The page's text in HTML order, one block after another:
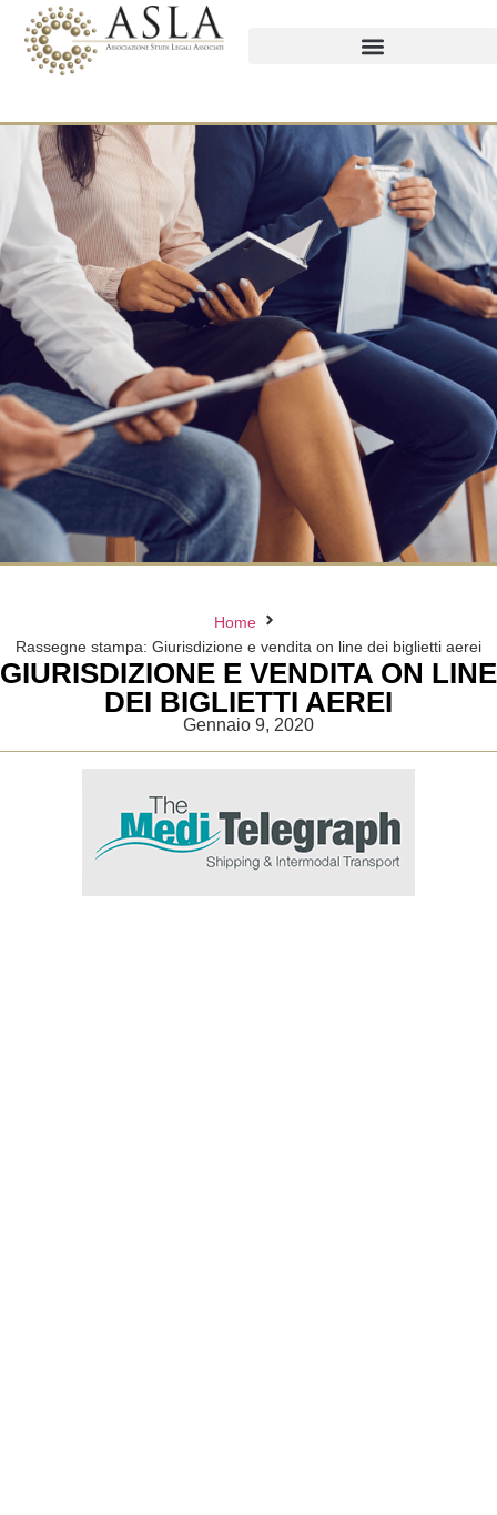
Home
Rassegne stampa: Giurisdizione e vendita on line dei biglietti aerei
GIURISDIZIONE E VENDITA ON LINE
DEI BIGLIETTI AEREI
Gennaio 9, 2020